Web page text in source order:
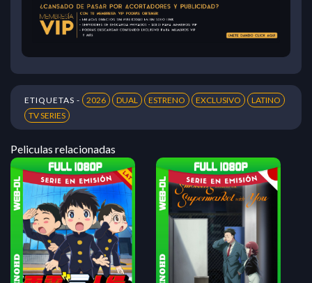
ETIQUETAS - 2026 DUAL ESTRENO EXCLUSIVO
LATINO
TV SERIES
Peliculas relacionadas